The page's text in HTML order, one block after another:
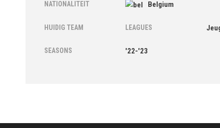
NATIONALITEIT Belgium
HUIDIG TEAM LEAGUES
SEASONS '22-'23